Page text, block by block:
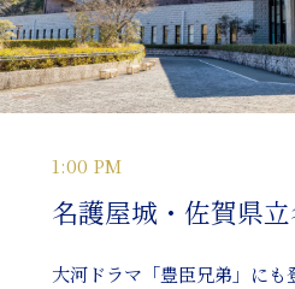
1:00 PM
名護屋城・佐賀県
大河ドラマ「豊臣兄弟」に